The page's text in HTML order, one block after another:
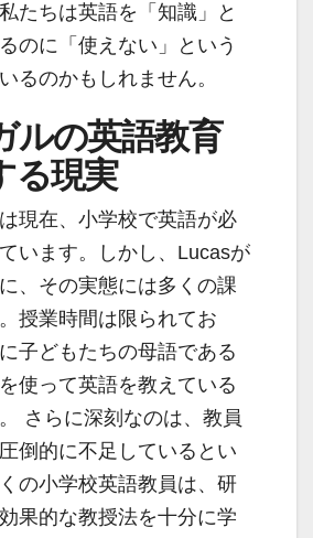
たちは英語を「知識」と
のに「使えない」という
るのかもしれません。
ルの英語教育
る現実
現在、小学校で英語が必
います。しかし、Lucasが
、その実態には多くの課
授業時間は限られてお
子どもたちの母語である
使って英語を教えている
さらに深刻なのは、教員
倒的に不足しているとい
の小学校英語教員は、研
果的な教授法を十分に学